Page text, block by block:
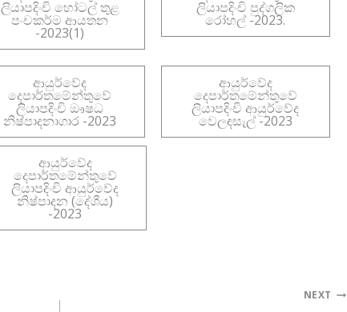
ලියාපදිංචි හෝටල් තුළ
පංචකර්ම ආයතන
-2023(1)
ලියාපදිංචි පුද්ගලික
රෝහල් -2023.
ආයුර්වේද
දෙපාර්තමේන්තුවේ
ලියාපදිංචි ඖෂධ
නිෂ්පාදනාගාර -2023
ආයුර්වේද
දෙපාර්තමේන්තුවේ
ලියාපදිංචි ආයුර්වේද
නිෂ්පාදන (දේශීය)
-2023
ආයුර්වේද
දෙපාර්තමේන්තුවේ
ලියාපදිංචි ආයුර්වේද
වෙලඳසැල් -2023
NEXT